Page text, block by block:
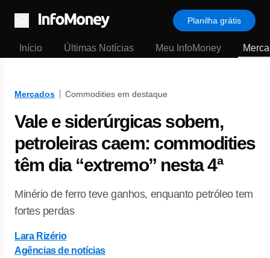
Menu
Planilha grátis
Início Últimas Notícias Meu InfoMoney
Mercados Commodities em destaque
Vale e siderúrgicas sobem,
petroleiras caem: commodities
têm dia “extremo” nesta 4ª
Minério de ferro teve ganhos, enquanto petróleo tem
fortes perdas
Lara Rizério
Agências de notícias